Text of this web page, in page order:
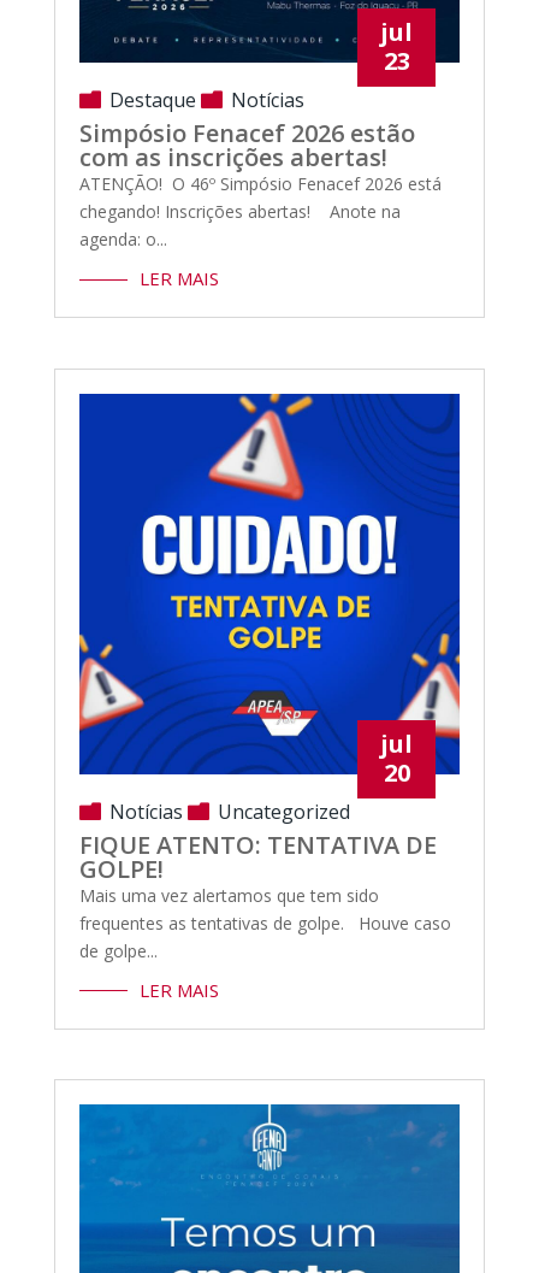
Simpósio Fenacef 2026 estão
com as inscrições abertas!
jul
23
Destaque Notícias
ATENÇÃO! O 46º Simpósio Fenacef 2026 está
chegando! Inscrições abertas! Anote na
agenda: o...
LER MAIS
FIQUE ATENTO: TENTATIVA DE
GOLPE!
jul
20
Notícias Uncategorized
Mais uma vez alertamos que tem sido
frequentes as tentativas de golpe. Houve caso
de golpe...
LER MAIS